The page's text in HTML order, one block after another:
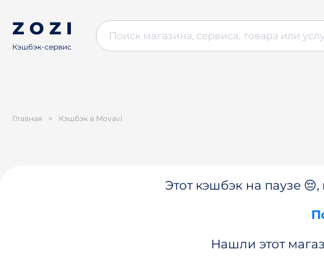
Кэшбэк-сервис
Главная > Кэшбэк в Movavi
Этот кэшбэк на паузе
Нашли этот